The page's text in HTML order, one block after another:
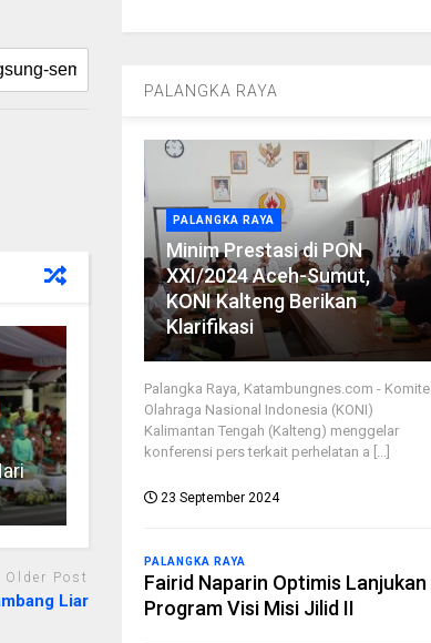
Older Post
Liar
PALANGKA RAYA
PALANGKA RAYA
Minim Prestasi di PON
XXI/2024 Aceh-Sumut,
KONI Kalteng Berikan
Klarifikasi
Palangka Raya, Katambungnes.com - Komite
Olahraga Nasional Indonesia (KONI)
Kalimantan Tengah (Kalteng) menggelar
konferensi pers terkait perhelatan a [...]
23 September 2024
PALANGKA RAYA
Fairid Naparin Optimis Lanjukan
Program Visi Misi Jilid II